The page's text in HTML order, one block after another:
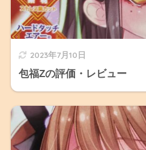
2023年7月10日
包福Zの評価・レビュー